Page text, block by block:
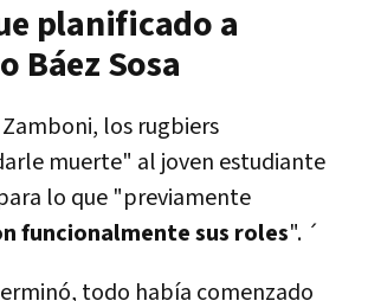
planificado a
Báez Sosa
los rugbiers
muerte" al joven estudiante
lo que "previamente
funcionalmente sus roles". ´
todo había comenzado